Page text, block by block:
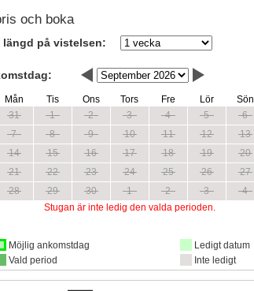
och boka
längd på vistelsen:
Mån Tis Ons Tors Fre Lör
Sön
31 1 2 3 4 5
6
7 8 9 10 11 12
13
14 15 16 17 18 19
20
21 22 23 24 25 26
27
28 29 30 1 2 3
4
Stugan är inte ledig den valda perioden.
Möjlig ankomstdag
Vald period
Ledigt datum
Inte ledigt